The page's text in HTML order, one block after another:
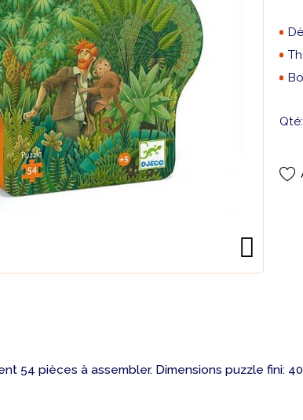
Qté:
54 pièces à assembler. Dimensions puzzle fini: